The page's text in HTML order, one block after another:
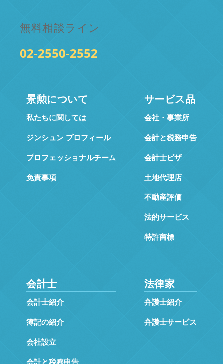
無料相談ライン
02-2550-2552
景勲について
私たちに関しては
ジンシュン プロフィール
プロフェッショナルチーム
免責事項
サービス品
会社・事業所
会計と税務申告
会計士ビザ
土地代理店
不動産評価
法的サービス
特許商標
会計士
会計士紹介
簿記の紹介
会社設立
会計と税務申告
法律家
弁護士紹介
弁護士サービス